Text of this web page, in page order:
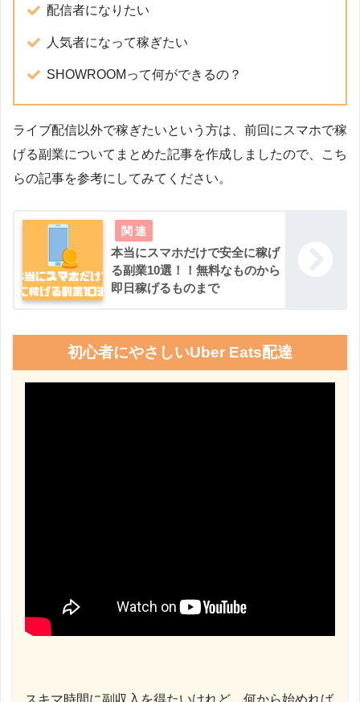
配信者になりたい
人気者になって稼ぎたい
SHOWROOMって何ができるの？
ライブ配信以外で稼ぎたいという方は、前回にスマホで稼
げる副業についてまとめた記事を作成しましたので、こち
らの記事を参考にしてみてください。
本当にスマホだけで安全に稼げ
る副業10選！！無料なものから
即日稼げるものまで
初心者にやさしいUber Eats配達